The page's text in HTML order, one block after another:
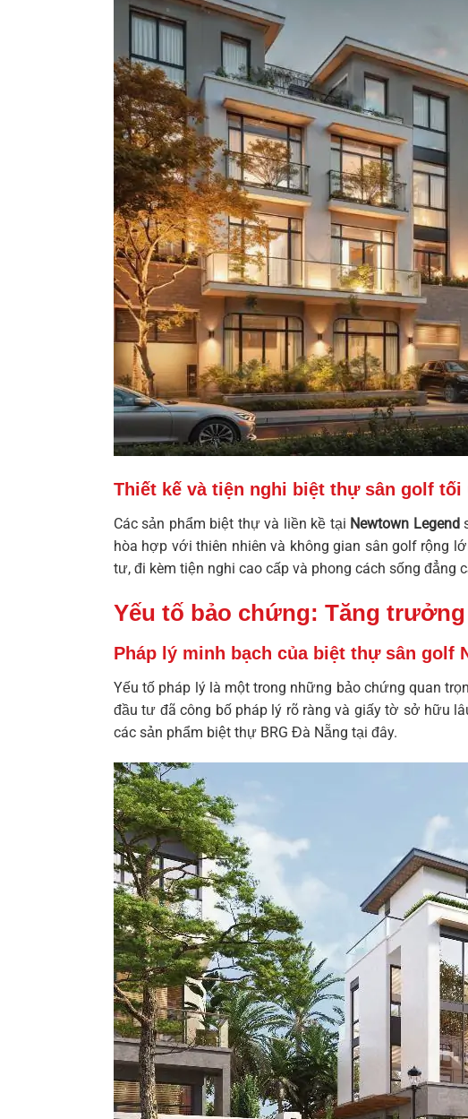
Thiết kế và tiện nghi biệt thự sân golf tối
Các sản phẩm biệt thự và liền kề tại Newtown Legend
hòa hợp với thiên nhiên và không gian sân golf rộng
tư, đi kèm tiện nghi cao cấp và phong cách sống đẳng
Yếu tố bảo chứng: Tăng
Pháp lý minh bạch của biệt thự sân golf
Yếu tố pháp lý là một trong những bảo chứng quan
đầu tư đã công bố pháp lý rõ ràng và giấy tờ sở hữu
các sản phẩm biệt thự BRG Đà Nẵng tại đây.